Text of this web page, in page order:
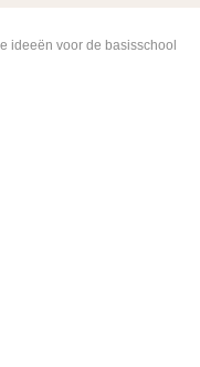
ideeën voor de basisschool